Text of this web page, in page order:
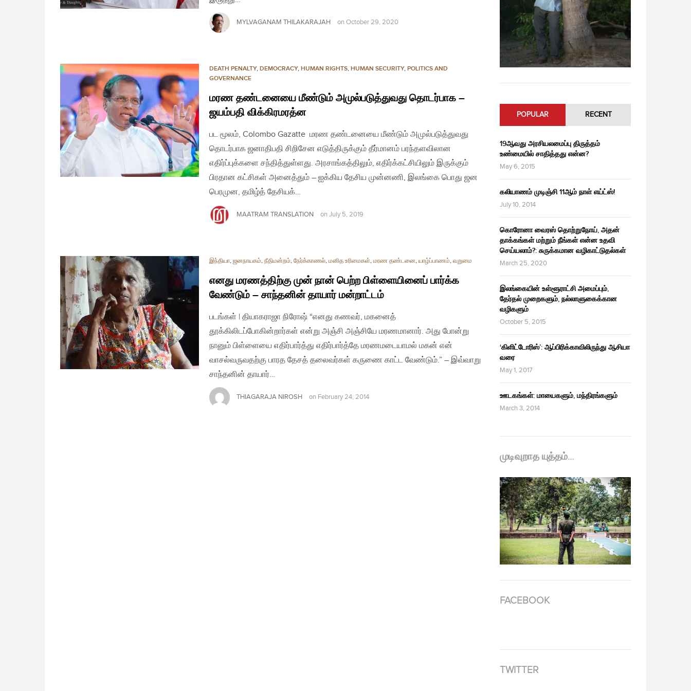
MYLVAGANAM THILAKARAJAH on October 29, 2020
DEATH PENALTY, DEMOCRACY, HUMAN RIGHTS, HUMAN SECURITY, POLITICS AND
GOVERNANCE
மரண தண்டனையை மீண்டும் அமுல்படுத்துவது தொடர்பாக –
ஜயம்பதி விக்கிரமரத்ன
பட மூலம், Colombo Gazatte மரண தண்டனையை மீண்டும் அமுல்படுத்துவது
தொடர்பாக ஜனாதிபதி சிறிசேன எடுத்திருக்கும் தீர்மானம் பரந்தளவிலான
எதிர்ப்புக்களை சந்தித்துள்ளது. அரசாங்கத்திலும், எதிர்க்கட்சியிலும் இருக்கும்
பிரதான கட்சிகள் அனைத்தும் – ஐக்கிய தேசிய முன்னணி, இலங்கை பொது ஜன
பெரமுன, தமிழ்த் தேசியக்…
MAATRAM TRANSLATION on July 5, 2019
இந்தியா, ஜனநாயகம், நீதிமன்றம், நேர்க்காணல், மனித உரிமைகள், மரண தண்டனை, யாழ்ப்பாணம், வறுமை
எனது மரணத்திற்கு முன் நான் பெற்ற பிள்ளையினைப் பார்க்க
வேண்டும் – சாந்தனின் தாயார் மன்றாட்டம்
படங்கள் | தியாகராஜா நிரோஷ் “எனது கணவர், மகனைத்
தூக்கிலிடப்போகின்றார்கள் என்று அஞ்சி அஞ்சியே மரணமானார். அது போன்று
நானும் பிள்ளையை எதிர்பார்த்து எதிர்பார்த்தே மரணமடையாமல் மகன் என்
வாசல்வருவதற்கு பாரத தேசத் தலைவர்கள் கருணை காட்ட வேண்டும்.” – இவ்வாறு
சாந்தனின் தாயார்…
THIAGARAJA NIROSH on February 24, 2014
POPULAR RECENT
19ஆவது அரசியலமைப்பு திருத்தம்
உண்மையில் சாதித்தது என்ன?
May 6, 2015
கலியாணம் முடிஞ்சி 11ஆம் நாள் எய்ட்ஸ்!
July 10, 2014
கொரோனா வைரஸ் தொற்றுநோய், அதன்
தாக்கங்கள் மற்றும் நீங்கள் என்ன உதவி
செய்யலாம்?: சுருக்கமான வழிகாட்டுதல்கள்
March 25, 2020
இலங்கையின் உள்ளூராட்சி அமைப்பும்,
தேர்தல் முறைகளும், நல்லாளுகைக்கான
வழிகளும்
October 5, 2015
‘கிளிட்டோரிஸ்’: ஆப்பிரிக்காவிலிருந்து ஆசியா
வரை
May 1, 2017
ஊடகங்கள்: மாயைகளும், மந்திரங்களும்
March 3, 2014
முடிவுறாத யுத்தம்…
FACEBOOK
TWITTER